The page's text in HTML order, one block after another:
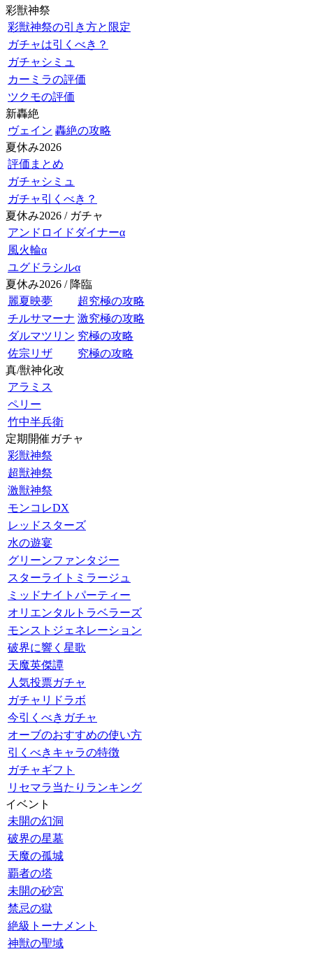
彩獣神祭
彩獣神祭の引き方と限定
ガチャは引くべき？
ガチャシミュ
カーミラの評価
ツクモの評価
新轟絶
ヴェイン 轟絶の攻略
夏休み2026
評価まとめ
ガチャシミュ
ガチャ引くべき？
夏休み2026 / ガチャ
アンドロイドダイナーα
風火輪α
ユグドラシルα
夏休み2026 / 降臨
麗夏映夢
超究極の攻略
チルサマーナ 激究極の攻略
ダルマツリン 究極の攻略
佐宗リザ
究極の攻略
真/獣神化改
アラミス
ペリー
竹中半兵衛
定期開催ガチャ
彩獣神祭
超獣神祭
激獣神祭
モンコレDX
レッドスターズ
水の遊宴
グリーンファンタジー
スターライトミラージュ
ミッドナイトパーティー
オリエンタルトラベラーズ
モンストジェネレーション
破界に響く星歌
天魔英傑譚
人気投票ガチャ
ガチャリドラボ
今引くべきガチャ
オーブのおすすめの使い方
引くべきキャラの特徴
ガチャギフト
リセマラ当たりランキング
イベント
未開の幻洞
破界の星墓
天魔の孤城
覇者の塔
未開の砂宮
禁忌の獄
絶級トーナメント
神獣の聖域